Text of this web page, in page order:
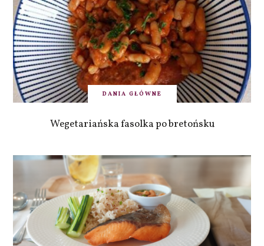
DANIA GŁÓWNE
Wegetariańska fasolka po bretońsku